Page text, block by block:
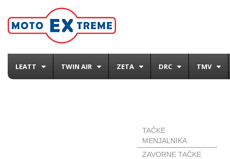
LEATT TWIN AIR ZETA DRC TMV
TAČKE
MENJALNIKA
ZAVORNE TAČKE